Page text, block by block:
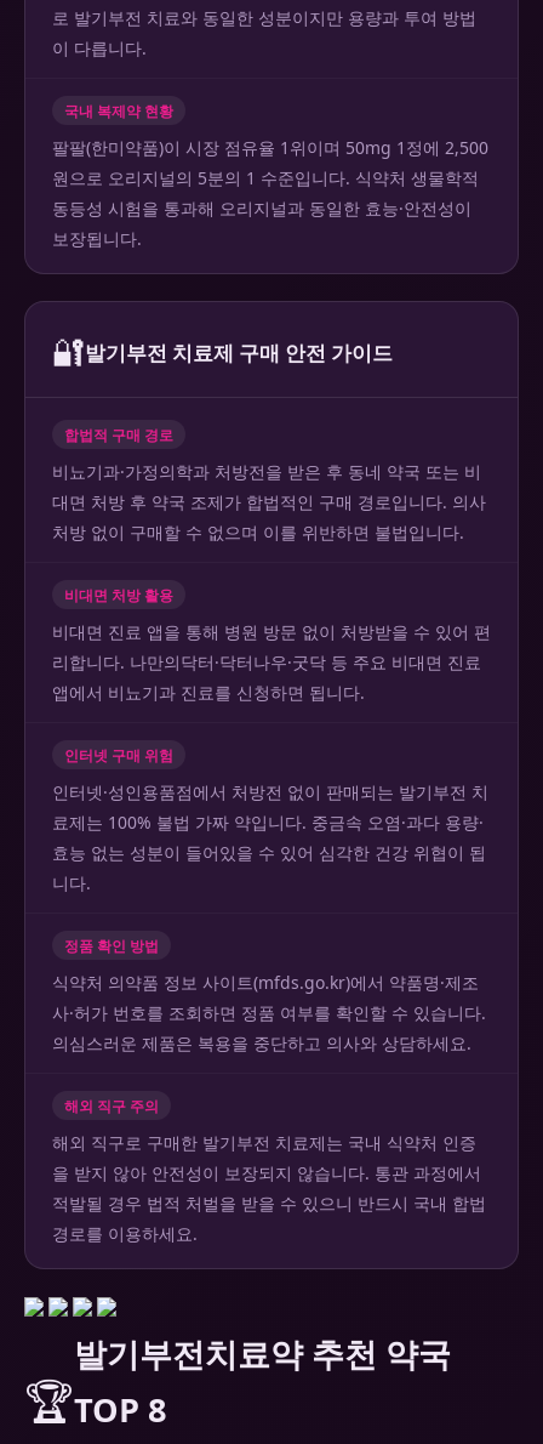
로 발기부전 치료와 동일한 성분이지만 용량과 투여 방법
이 다릅니다.
국내 복제약 현황
팔팔(한미약품)이 시장 점유율 1위이며 50mg 1정에 2,500
원으로 오리지널의 5분의 1 수준입니다. 식약처 생물학적
동등성 시험을 통과해 오리지널과 동일한 효능·안전성이
보장됩니다.
🔐발기부전 치료제 구매 안전 가이드
합법적 구매 경로
비뇨기과·가정의학과 처방전을 받은 후 동네 약국 또는 비
대면 처방 후 약국 조제가 합법적인 구매 경로입니다. 의사
처방 없이 구매할 수 없으며 이를 위반하면 불법입니다.
비대면 처방 활용
비대면 진료 앱을 통해 병원 방문 없이 처방받을 수 있어 편
리합니다. 나만의닥터·닥터나우·굿닥 등 주요 비대면 진료
앱에서 비뇨기과 진료를 신청하면 됩니다.
인터넷 구매 위험
인터넷·성인용품점에서 처방전 없이 판매되는 발기부전 치
료제는 100% 불법 가짜 약입니다. 중금속 오염·과다 용량·
효능 없는 성분이 들어있을 수 있어 심각한 건강 위협이 됩
니다.
정품 확인 방법
식약처 의약품 정보 사이트(mfds.go.kr)에서 약품명·제조
사·허가 번호를 조회하면 정품 여부를 확인할 수 있습니다.
의심스러운 제품은 복용을 중단하고 의사와 상담하세요.
해외 직구 주의
해외 직구로 구매한 발기부전 치료제는 국내 식약처 인증
을 받지 않아 안전성이 보장되지 않습니다. 통관 과정에서
적발될 경우 법적 처벌을 받을 수 있으니 반드시 국내 합법
경로를 이용하세요.
🏆
발기부전치료약 추천 약국
TOP 8